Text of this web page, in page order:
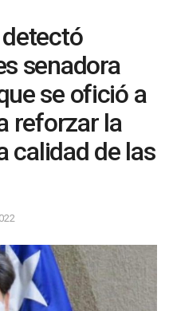
senadora
se ofició a
reforzar la
calidad de las